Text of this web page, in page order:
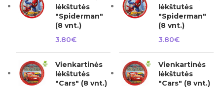
lėkštutės
"Spiderman"
(8 vnt.)
3.80€
Vienkartinės
lėkštutės
"Cars" (8 vnt.)
lėkštutės
"Spiderman"
(8 vnt.)
3.80€
Vienkartinės
lėkštutės
"Cars" (8 vnt.)